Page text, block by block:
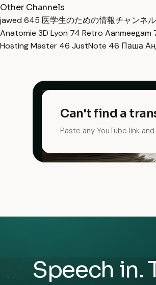
Other Channels
jawed 645 医学生のための情報チャンネ
Anatomie 3D Lyon 74 Retro Aanmeegam
Hosting Master 46 JustNote 46 Паша
Can't find a
Paste any YouTube link
Speech in.